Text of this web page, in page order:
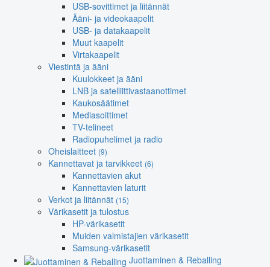
USB-sovittimet ja liitännät
Ääni- ja videokaapelit
USB- ja datakaapelit
Muut kaapelit
Virtakaapelit
Viestintä ja ääni
Kuulokkeet ja ääni
LNB ja satelliittivastaanottimet
Kaukosäätimet
Mediasoittimet
TV-telineet
Radiopuhelimet ja radio
Oheislaitteet (9)
Kannettavat ja tarvikkeet (6)
Kannettavien akut
Kannettavien laturit
Verkot ja liitännät (15)
Värikasetit ja tulostus
HP-värikasetit
Muiden valmistajien värikasetit
Samsung-värikasetit
Juottaminen & Reballing